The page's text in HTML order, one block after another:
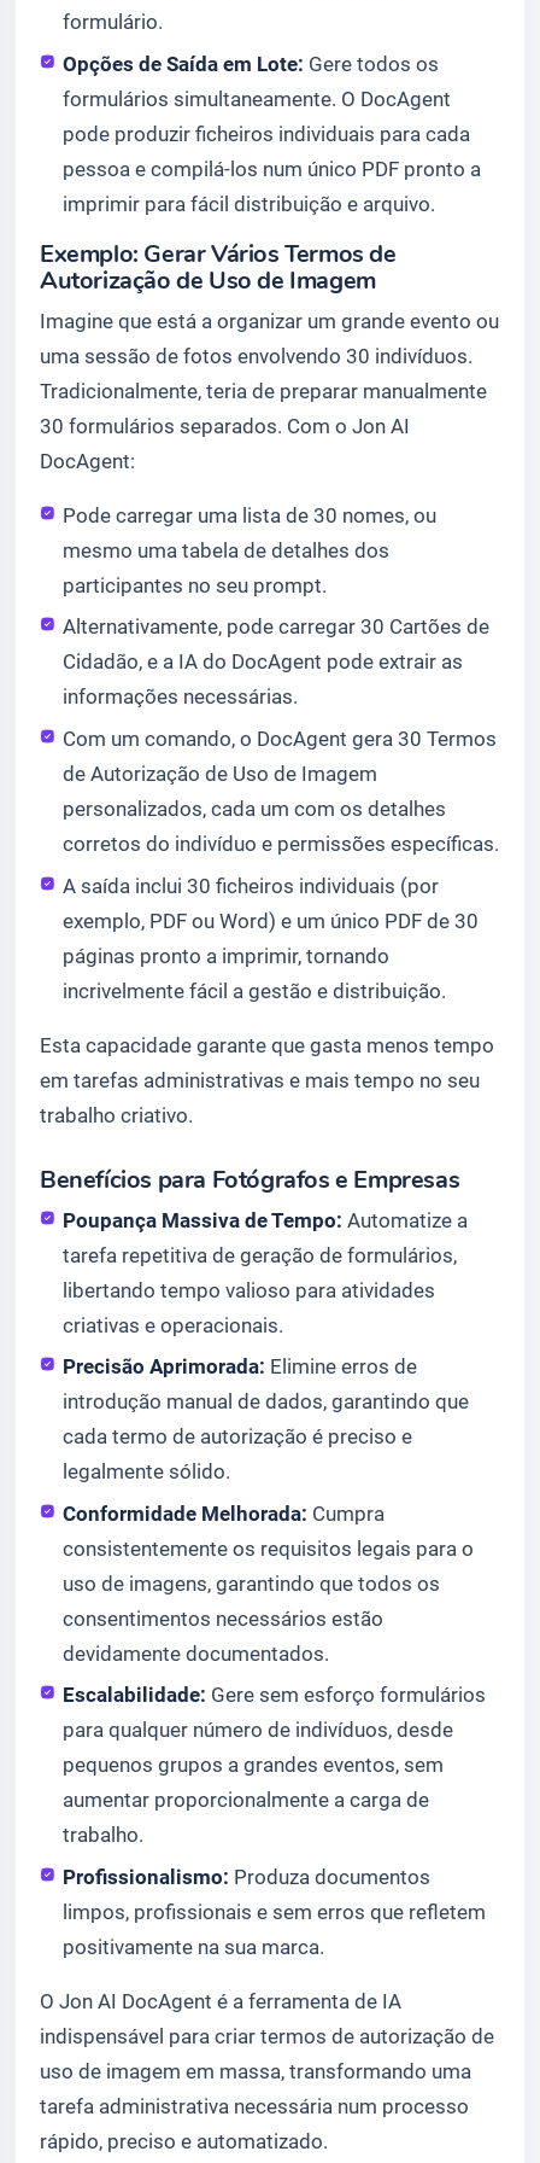
formulário.
Opções de Saída em Lote: Gere todos os
formulários simultaneamente. O DocAgent
pode produzir ficheiros individuais para cada
pessoa e compilá-los num único PDF pronto a
imprimir para fácil distribuição e arquivo.
Exemplo: Gerar Vários Termos de
Autorização de Uso de Imagem
Imagine que está a organizar um grande evento ou
uma sessão de fotos envolvendo 30 indivíduos.
Tradicionalmente, teria de preparar manualmente
30 formulários separados. Com o Jon AI
DocAgent:
Pode carregar uma lista de 30 nomes, ou
mesmo uma tabela de detalhes dos
participantes no seu prompt.
Alternativamente, pode carregar 30 Cartões de
Cidadão, e a IA do DocAgent pode extrair as
informações necessárias.
Com um comando, o DocAgent gera 30 Termos
de Autorização de Uso de Imagem
personalizados, cada um com os detalhes
corretos do indivíduo e permissões específicas.
A saída inclui 30 ficheiros individuais (por
exemplo, PDF ou Word) e um único PDF de 30
páginas pronto a imprimir, tornando
incrivelmente fácil a gestão e distribuição.
Esta capacidade garante que gasta menos tempo
em tarefas administrativas e mais tempo no seu
trabalho criativo.
Benefícios para Fotógrafos e Empresas
Poupança Massiva de Tempo: Automatize a
tarefa repetitiva de geração de formulários,
libertando tempo valioso para atividades
criativas e operacionais.
Precisão Aprimorada: Elimine erros de
introdução manual de dados, garantindo que
cada termo de autorização é preciso e
legalmente sólido.
Conformidade Melhorada: Cumpra
consistentemente os requisitos legais para o
uso de imagens, garantindo que todos os
consentimentos necessários estão
devidamente documentados.
Escalabilidade: Gere sem esforço formulários
para qualquer número de indivíduos, desde
pequenos grupos a grandes eventos, sem
aumentar proporcionalmente a carga de
trabalho.
Profissionalismo: Produza documentos
limpos, profissionais e sem erros que refletem
positivamente na sua marca.
O Jon AI DocAgent é a ferramenta de IA
indispensável para criar termos de autorização de
uso de imagem em massa, transformando uma
tarefa administrativa necessária num processo
rápido, preciso e automatizado.